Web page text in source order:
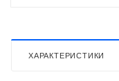
ХАРАКТЕРИСТИКИ